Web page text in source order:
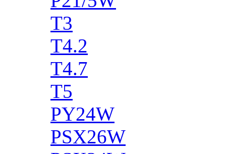
T3
T4.2
T4.7
T5
PY24W
PSX26W